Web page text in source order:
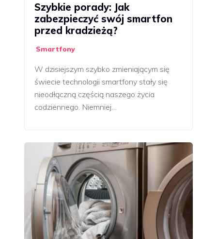
Szybkie porady: Jak
zabezpieczyć swój smartfon
przed kradzieżą?
Smartfony
W dzisiejszym szybko zmieniającym się
świecie technologii smartfony stały się
nieodłączną częścią naszego życia
codziennego. Niemniej…